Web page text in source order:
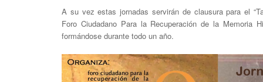
A su vez estas jornadas servirán de clausura para el
Foro Ciudadano Para la Recuperación de la Memoria
formándose durante todo un año.